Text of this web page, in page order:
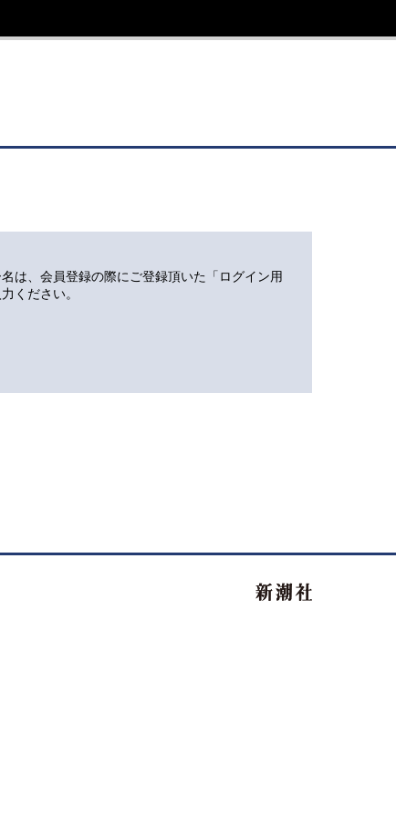
は、会員登録の際にご登録頂いた「ログイン用
ください。